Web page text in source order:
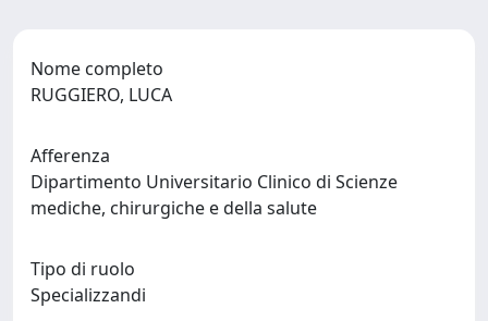
Nome completo
RUGGIERO, LUCA
Afferenza
Dipartimento Universitario Clinico di Scienze
mediche, chirurgiche e della salute
Tipo di ruolo
Specializzandi